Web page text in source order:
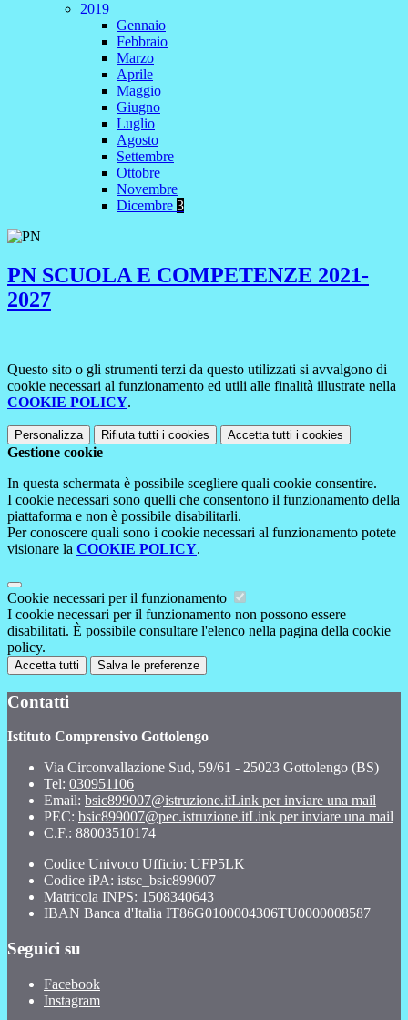
2019
Gennaio
Febbraio
Marzo
Aprile
Maggio
Giugno
Luglio
Agosto
Settembre
Ottobre
Novembre
Dicembre 3
PN SCUOLA E COMPETENZE 2021-
2027
Questo sito o gli strumenti terzi da questo utilizzati si avvalgono di
cookie necessari al funzionamento ed utili alle finalità illustrate nella
COOKIE POLICY.
Personalizza Rifiuta tutti i cookies Accetta tutti i cookies
Gestione cookie
In questa schermata è possibile scegliere quali cookie consentire.
I cookie necessari sono quelli che consentono il funzionamento della
piattaforma e non è possibile disabilitarli.
Per conoscere quali sono i cookie necessari al funzionamento potete
visionare la COOKIE POLICY.
Cookie necessari per il funzionamento
I cookie necessari per il funzionamento non possono essere
disabilitati. È possibile consultare l'elenco nella pagina della cookie
policy.
Accetta tutti Salva le preferenze
Contatti
Istituto Comprensivo Gottolengo
Via Circonvallazione Sud, 59/61 - 25023 Gottolengo (BS)
Tel: 030951106
Email: bsic899007@istruzione.itLink per inviare una mail
PEC: bsic899007@pec.istruzione.itLink per inviare una mail
C.F.: 88003510174
Codice Univoco Ufficio: UFP5LK
Codice iPA: istsc_bsic899007
Matricola INPS: 1508340643
IBAN Banca d'Italia IT86G0100004306TU0000008587
Seguici su
Facebook
Instagram